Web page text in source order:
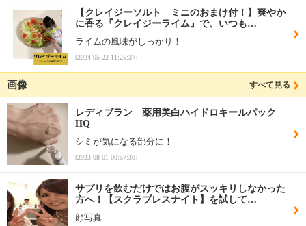
【クレイジーソルト ミニのおまけ付！】爽やか
に香る『クレイジーライム』で、いつも…
ライムの風味がしっかり！
[2024-05-22 11:25:37]
画像 すべて見る
レディブラン 薬用美白ハイドロキールパック
HQ
シミが気になる部分に！
[2023-08-01 00:57:30]
サプリを飲むだけではお腹がスッキリしなかった
方へ！【スクラブレスナイト】を試して…
顔写真